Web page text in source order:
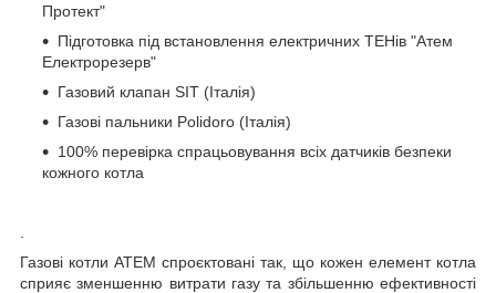
Протект"
Підготовка під встановлення електричних ТЕНів "Атем
Електрорезерв"
Газовий клапан SIT (Італія)
Газові пальники Polidoro (Італія)
100% перевірка спрацьовування всіх датчиків безпеки
кожного котла
Газові котли АТЕМ спроєктовані так, що кожен елемент котла
сприяє зменшенню витрати газу та збільшенню ефективності